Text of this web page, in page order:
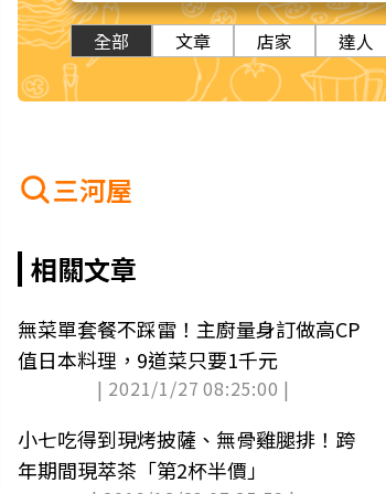
全部 文章 店家 達人
三河屋
相關文章
無菜單套餐不踩雷！主廚量身訂做高CP
值日本料理，9道菜只要1千元
| 2021/1/27 08:25:00 |
小七吃得到現烤披薩、無骨雞腿排！跨
年期間現萃茶「第2杯半價」